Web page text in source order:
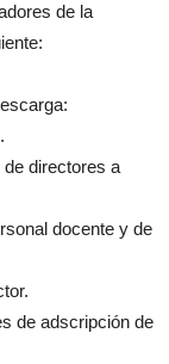
de la
directores a
docente y de
de adscripción de